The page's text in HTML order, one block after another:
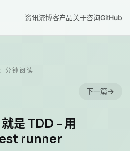
资讯流博客产品关于咨询GitHub
分钟阅读
下一篇→
是 TDD - 用
runner